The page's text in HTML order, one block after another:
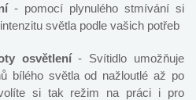
- pomocí plynulého stmívání si
světla podle vašich potřeb
osvětlení- Svítidlo umožňuje
bílého světla od nažloutlé až po
si tak režim na práci i pro